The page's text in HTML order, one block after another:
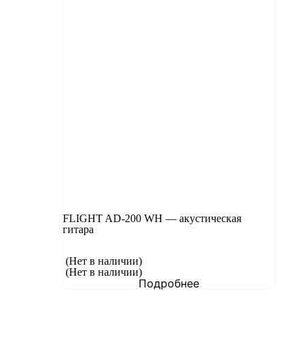
FLIGHT AD-200 WH — акустическая
гитара
(Нет в наличии)
(Нет в наличии)
Подробнее